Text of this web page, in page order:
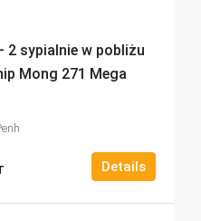
2 sypialnie w pobliżu
Mong 271 Mega
Details